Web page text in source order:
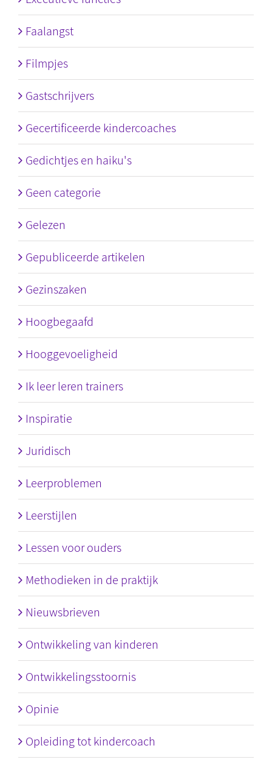
Faalangst
Filmpjes
Gastschrijvers
Gecertificeerde kindercoaches
Gedichtjes en haiku's
Geen categorie
Gelezen
Gepubliceerde artikelen
Gezinszaken
Hoogbegaafd
Hooggevoeligheid
Ik leer leren trainers
Inspiratie
Juridisch
Leerproblemen
Leerstijlen
Lessen voor ouders
Methodieken in de praktijk
Nieuwsbrieven
Ontwikkeling van kinderen
Ontwikkelingsstoornis
Opinie
Opleiding tot kindercoach